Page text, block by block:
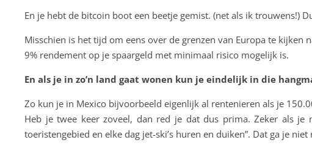
En je hebt de bitcoin boot een beetje gemist. (net als ik trouwens!)
Misschien is het tijd om eens over de grenzen van Europa te
9% rendement op je spaargeld met minimaal risico mogelijk is.
En als je in zo’n land gaat wonen kun je eindelijk in die
Zo kun je in Mexico bijvoorbeeld eigenlijk al rentenieren als je
Heb je twee keer zoveel, dan red je dat dus prima. Zeker als je
toeristengebied en elke dag jet-ski’s huren en duiken”. Dat ga je